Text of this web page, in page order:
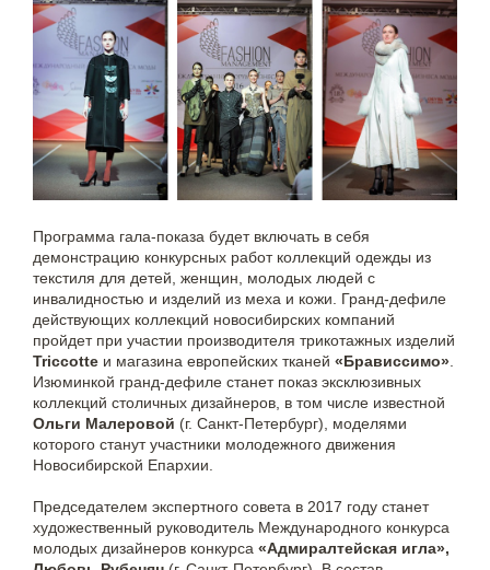
Программа гала-показа будет включать в себя
демонстрацию конкурсных работ коллекций одежды из
текстиля для детей, женщин, молодых людей с
инвалидностью и изделий из меха и кожи. Гранд-дефиле
действующих коллекций новосибирских компаний
пройдет при участии производителя трикотажных изделий
Triccotte и магазина европейских тканей «Брависсимо»
Изюминкой гранд-дефиле станет показ эксклюзивных
коллекций столичных дизайнеров, в том числе известной
Ольги Малеровой (г. Санкт-Петербург), моделями
которого станут участники молодежного движения
Новосибирской Епархии.
Председателем экспертного совета в 2017 году станет
художественный руководитель Международного конкурса
молодых дизайнеров конкурса «Адмиралтейская игла»,